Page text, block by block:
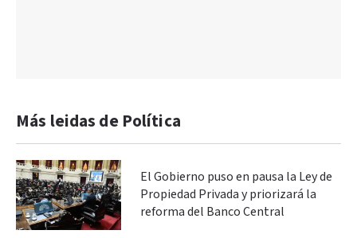
Más leidas de Política
El Gobierno puso en pausa la Ley de
Propiedad Privada y priorizará la
reforma del Banco Central